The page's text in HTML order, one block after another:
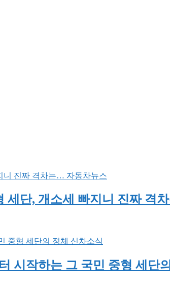
자동차뉴스
세단, 개소세 빠지니 진짜 격
신차소식
시작하는 그 국민 중형 세단